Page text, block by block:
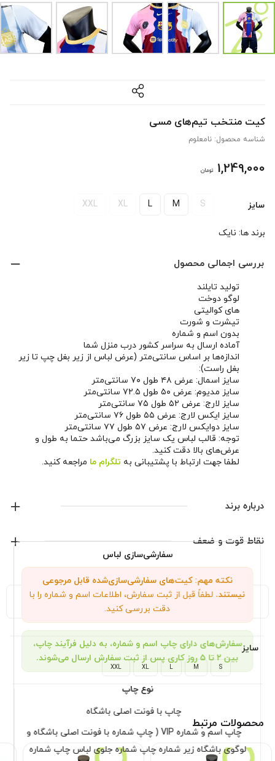
کیت منتخب تیم‌های مسی
شناسه محصول: نامعلوم
1,249,000 تومان
سایز S
M
L
XL
XXL
سفارشی‌سازی لباس
نکته مهم: کیت‌های سفارشی‌سازی‌شده قابل مرجوعی
نیستند. لطفاً قبل از ثبت سفارش، اطلاعات اسم و شماره را با
دقت بررسی کنید.
سفارش‌های دارای چاپ اسم و شماره، به دلیل فرآیند چاپ،
بین ۲ تا ۵ روز کاری پس از ثبت سفارش ارسال می‌شوند.
نوع چاپ
چاپ با فونت اصلی باشگاه
چاپ اسم و شماره VIP ( چاپ شماره با فونت اصلی باشگاه و
لوگوی باشگاه زیر شماره چاپ شماره جلوی لباس چاپ شماره
برند ها: نایک
بررسی اجمالی محصول
تولید تایلند
لوگو دوخت
های کوالیتی
تیشرت و شورت
بدون اسم و شماره
آماده ارسال به سراسر کشور درب منزل شما
اندازه‌ها بر اساس سانتی‌متر (عرض لباس از زیر بغل چپ تا زیر
بغل راست):
سایز اسمال: عرض ۴۸ طول ۷۰ سانتی‌متر
سایز مدیوم: عرض ۵۰ طول ۷۲.۵ سانتی‌متر
سایز لارج: عرض ۵۲ طول ۷۵ سانتی‌متر
سایز ایکس لارج: عرض ۵۵ طول ۷۶ سانتی‌متر
سایز دوایکس لارج: عرض ۵۷ طول ۷۷ سانتی‌متر
توجه: قالب لباس یک سایز بزرگ می‌باشد حتما به طول و
عرض‌های بالا دقت کنید.
لطفا جهت ارتباط با پشتیبانی به تلگرام ما مراجعه کنید.
درباره برند
نایک
نمایش همه محصولات این برند
نقاط قوت و ضعف
توضیحات تکمیلی نظرات (0)
سایز
S
M
L
XL
XXL
محصولات مرتبط